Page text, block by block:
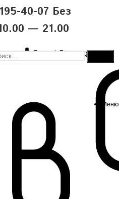
40-07 Без
— 21.00
Вход|Регистрация
Меню